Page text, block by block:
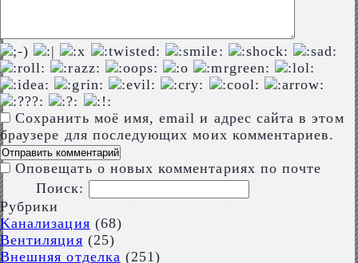
Сохранить моё имя, email и адрес сайта в этом
браузере для последующих моих комментариев.
Оповещать о новых комментариях по почте
Поиск:
Рубрики
Kaнализация (68)
Вентиляция (25)
Внешняя отделка (251)